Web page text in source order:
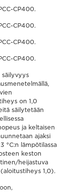
CP400.
CP400.
CP400.
CP400.
säilyvyys
on 1,0
säilytetään
ja keltaisen
ajaksi
°C:n lämpötilassa
keston
heijastuva
1,0).